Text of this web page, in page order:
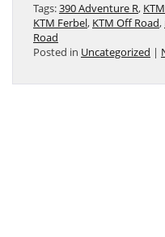
Tags:390 Adventure R,
KTM Ferbel, KTM Off Road,
Road
Posted in Uncategorized |